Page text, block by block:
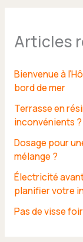
Articles
Bienvenue à
bord de mer
Terrasse en
inconvénients ?
Dosage pour
mélange ?
Électricité
planifier votre
Pas de visse